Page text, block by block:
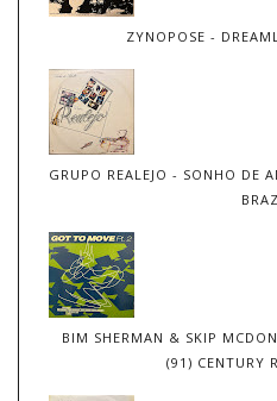
ZYNOPOSE -
GRUPO REALEJO - SONHO DE
BIM SHERMAN & SKIP
(91) CENTURY